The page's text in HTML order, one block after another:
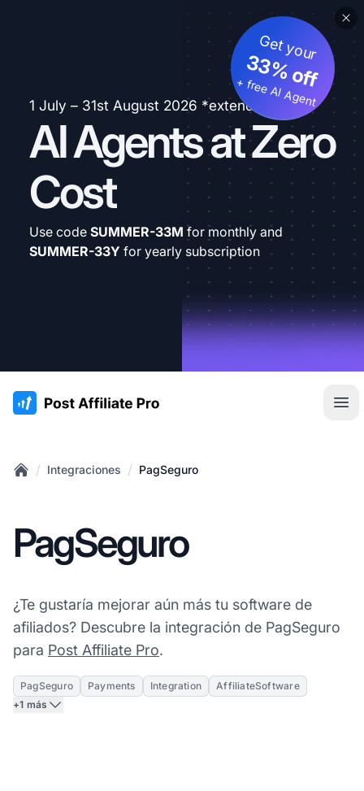
1 July – 31st August 2026 *extended
AI Agents at Zero
Cost
Get your
33% off
+ free AI Agent
Use code SUMMER-33M for monthly and
SUMMER-33Y for yearly subscription
:site.title
/ Integraciones / PagSeguro
PagSeguro
¿Te gustaría mejorar aún más tu software de
afiliados? Descubre la integración de PagSeguro
para Post Affiliate Pro.
PagSeguro Payments Integration
AffiliateSoftware
+1 más